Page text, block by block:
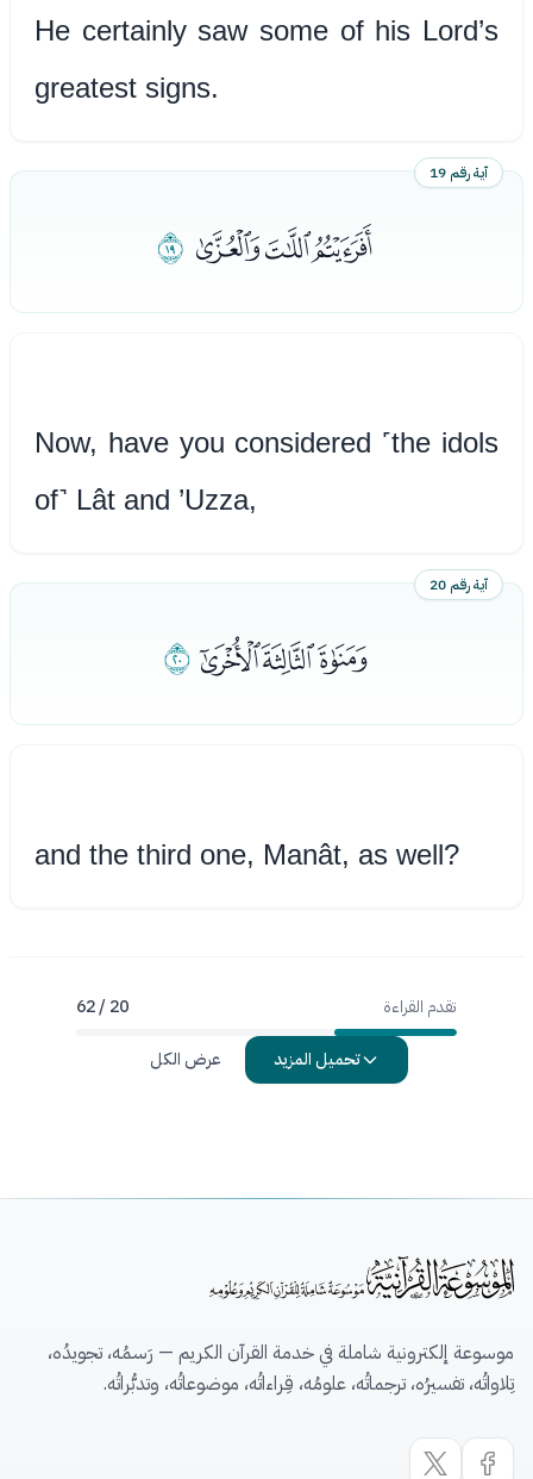
He certainly saw some of his Lord’s
greatest signs.
آية رقم 19
ﮭﮮﮯ ﮰ
Now, have you considered ˹the idols
of˺ Lât and ’Uzza,
آية رقم 20
ﮱﯓﯔﯕ
and the third one, Manât, as well?
تقدم القراءة 20 / 62
تحميل المزيد عرض الكل
موسوعة إلكترونية شاملة في خدمة القرآن الكريم — رَسمُه، تجويدُه،
تِلاواتُه، تفسيرُه، ترجماتُه، علومُه، قِراءاتُه، موضوعاتُه، وتدبُّراتُه.